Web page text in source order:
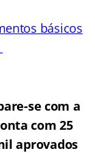
básicos
se com a
com 25
aprovados